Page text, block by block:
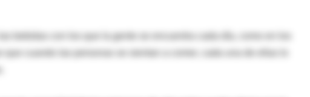
bebidas con los que la gente se encuentra cada día, como en los
que cuando las personas se sientan a comer, cada una de ellas lo